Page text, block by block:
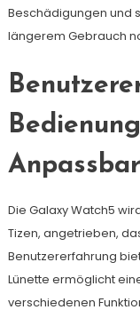
Beschädigungen und
längerem Gebrauch
Anpassbar
Die Galaxy Watch5
Tizen, angetrieben,
Benutzererfahrung
Lünette ermöglicht
verschiedenen